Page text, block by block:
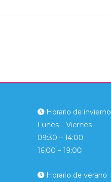
Horario de
Lunes – Viernes
09:30 – 14:00
16:00 – 19:00
Horario de verano